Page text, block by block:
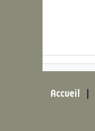
Accueil |